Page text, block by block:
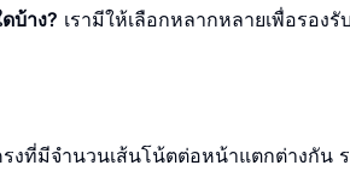
บ้าง? เรามีให้เลือกหลากหลายเพื่อรองรับ
รงที่มีจำนวนเส้นโน้ตต่อหน้าแตกต่างกัน